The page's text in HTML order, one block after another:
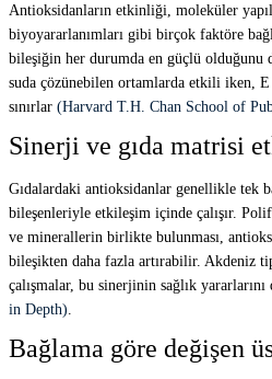
Antioksidanların etkinliği, moleküler
biyoyararlanımları gibi birçok faktöre
bileşiğin her durumda en güçlü olduğunu
suda çözünebilen ortamlarda etkili iken,
sınırlar (Harvard T.H. Chan School of
Sinerji ve gıda matrisi
Gıdalardaki antioksidanlar genellikle tek
bileşenleriyle etkileşim içinde çalışır.
ve minerallerin birlikte bulunması,
bileşikten daha fazla artırabilir. Akdeniz
çalışmalar, bu sinerjinin sağlık yararlarını
in Depth)
Bağlama göre değişen